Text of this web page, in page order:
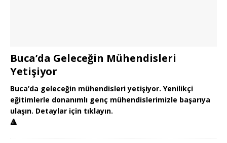
Buca’da Geleceğin Mühendisleri
Yetişiyor
Buca’da geleceğin mühendisleri yetişiyor. Yenilikçi
eğitimlerle donanımlı genç mühendislerimizle başarıya
ulaşın. Detaylar için tıklayın.
🔺